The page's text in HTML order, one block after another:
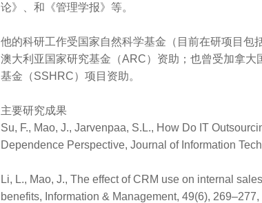
论》、和《管理学报》等。
他的科研工作受国家自然科学基金（目前在研项目
澳大利亚国家研究基金（ARC）资助；也曾受加拿
基金（SSHRC）项目资助。
主要研究成果
Su, F., Mao, J., Jarvenpaa, S.L., How Do IT
Dependence Perspective, Journal of Information
Li, L., Mao, J., The effect of CRM use on internal
benefits, Information & Management, 49(6), 269–277,